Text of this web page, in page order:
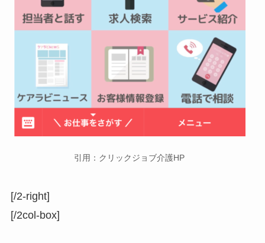
引用：クリックジョブ介護HP
[/2-right]
[/2col-box]